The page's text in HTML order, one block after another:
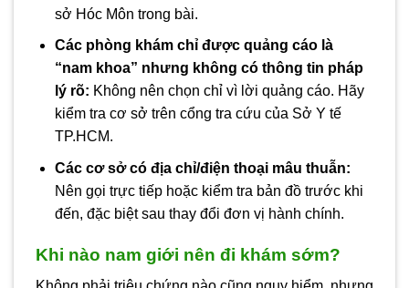
sở Hóc Môn trong bài.
Các phòng khám chỉ được quảng cáo là
“nam khoa” nhưng không có thông tin pháp
lý rõ: Không nên chọn chỉ vì lời quảng cáo. Hãy
kiểm tra cơ sở trên cổng tra cứu của Sở Y tế
TP.HCM.
Các cơ sở có địa chỉ/điện thoại mâu thuẫn:
Nên gọi trực tiếp hoặc kiểm tra bản đồ trước khi
đến, đặc biệt sau thay đổi đơn vị hành chính.
Khi nào nam giới nên đi khám sớm?